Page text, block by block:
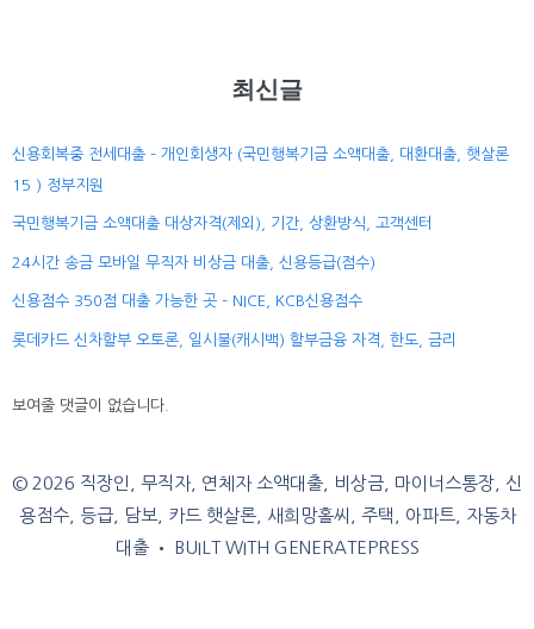
최신글
신용회복중 전세대출 – 개인회생자 (국민행복기금 소액대출, 대환대출, 햇살론
15 ) 정부지원
국민행복기금 소액대출 대상자격(제외), 기간, 상환방식, 고객센터
24시간 송금 모바일 무직자 비상금 대출, 신용등급(점수)
신용점수 350점 대출 가능한 곳 – NICE, KCB신용점수
롯데카드 신차할부 오토론, 일시불(캐시백) 할부금융 자격, 한도, 금리
보여줄 댓글이 없습니다.
© 2026 직장인, 무직자, 연체자 소액대출, 비상금, 마이너스통장, 신
용점수, 등급, 담보, 카드 햇살론, 새희망홀씨, 주택, 아파트, 자동차
대출• BUILT WITH GENERATEPRESS